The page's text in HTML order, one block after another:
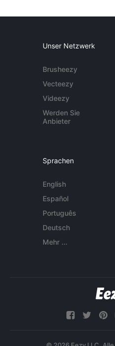
Unser Netzwerk
Brusheezy
Vecteezy
Videezy
Werden Sie
Anbieter
Sprachen
English
Español
Português
Deutsch
Mehr ...